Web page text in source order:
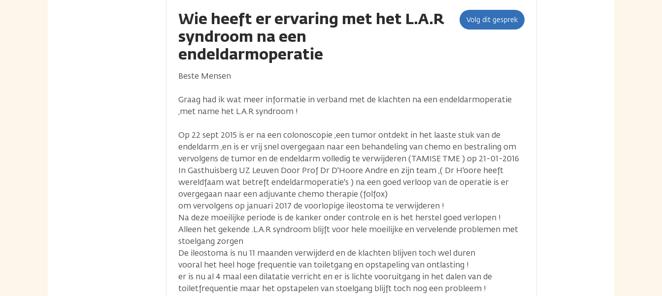
Wie heeft er ervaring met het L.A.R
syndroom na een
endeldarmoperatie
Volg dit gesprek
Beste Mensen
Graag had ik wat meer informatie in verband met de klachten na een endeldarmoperatie
,met name het L.A.R syndroom !
Op 22 sept 2015 is er na een colonoscopie ,een tumor ontdekt in het laaste stuk van de
endeldarm ,en is er vrij snel overgegaan naar een behandeling van chemo en bestraling om
vervolgens de tumor en de endeldarm volledig te verwijderen (TAMISE TME ) op 21-01-2016
In Gasthuisberg UZ Leuven Door Prof Dr D'Hoore Andre en zijn team ,( Dr H'oore heeft
wereldfaam wat betreft endeldarmoperatie's ) na een goed verloop van de operatie is er
overgegaan naar een adjuvante chemo therapie (folfox)
om vervolgens op januari 2017 de voorlopige ileostoma te verwijderen !
Na deze moeilijke periode is de kanker onder controle en is het herstel goed verlopen !
Alleen het gekende .L.A.R syndroom blijft voor hele moeilijke en vervelende problemen met
stoelgang zorgen
De ileostoma is nu 11 maanden verwijderd en de klachten blijven toch wel duren
vooral het heel hoge frequentie van toiletgang en opstapeling van ontlasting !
er is nu al 4 maal een dilatatie verricht en er is lichte vooruitgang in het dalen van de
toiletfrequentie maar het opstapelen van stoelgang blijft toch nog een probleem !